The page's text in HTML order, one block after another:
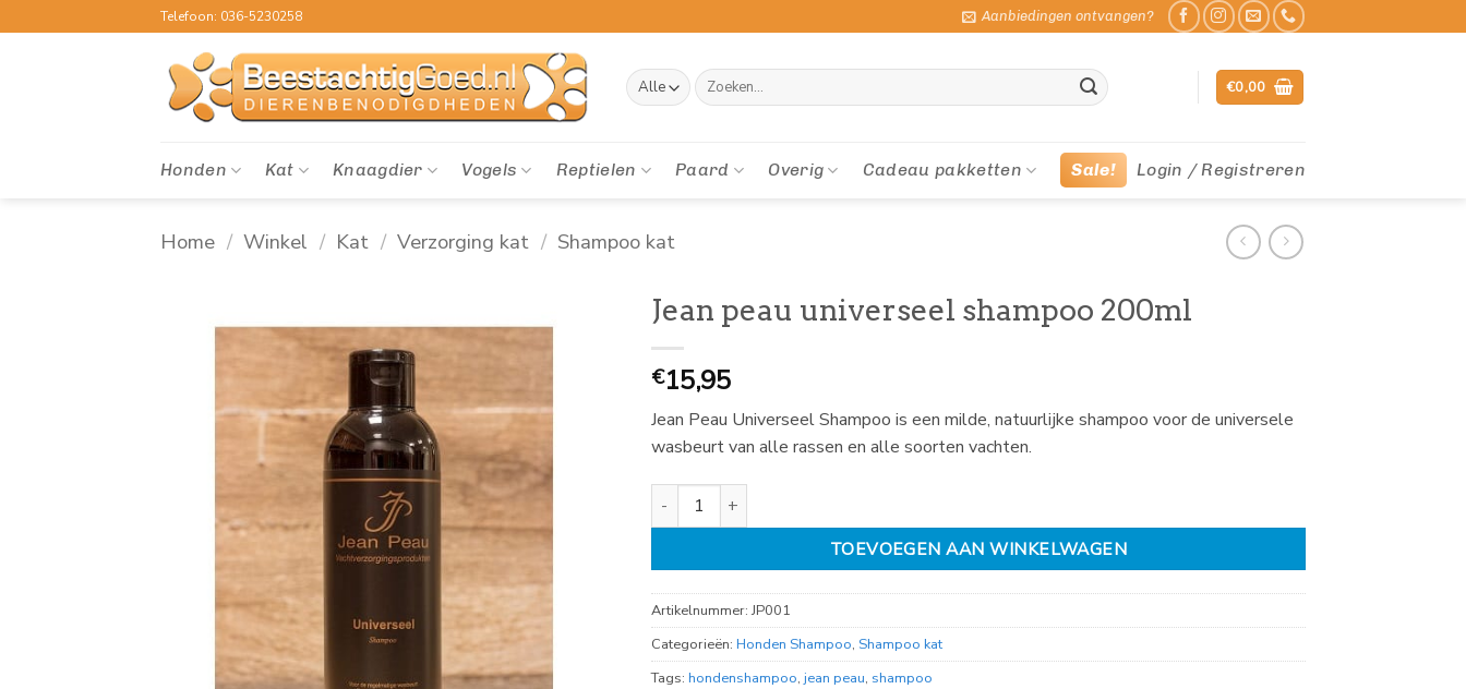
naar
Telefoon: 036-5230258 Aanbiedingen ontvangen?
Zoeken
naar:
€0,00
Honden Kat Knaagdier Vogels Reptielen Paard Overig Cadeau pakketten Sale! Login / Registreren
Home / Winkel / Kat / Verzorging kat / Shampoo kat
Jean peau universeel shampoo 200ml
€15,95
Jean Peau Universeel Shampoo is een milde, natuurlijke shampoo voor de universele
wasbeurt van alle rassen en alle soorten vachten.
Jean peau universeel shampoo 200ml aantal
TOEVOEGEN AAN WINKELWAGEN
Artikelnummer:JP001
Categorieën: Honden Shampoo, Shampoo kat
Tags: hondenshampoo, jean peau, shampoo